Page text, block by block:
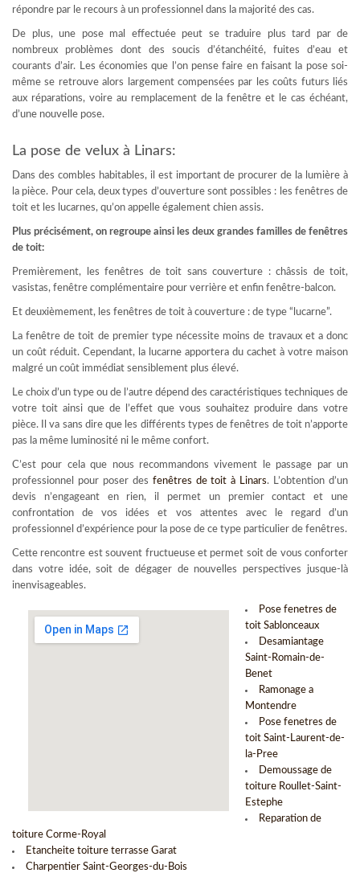
répondre par le recours à un professionnel dans la majorité des cas.
De plus, une pose mal effectuée peut se traduire plus tard par de
nombreux problèmes dont des soucis d’étanchéité, fuites d’eau et
courants d’air. Les économies que l’on pense faire en faisant la pose soi-
même se retrouve alors largement compensées par les coûts futurs liés
aux réparations, voire au remplacement de la fenêtre et le cas échéant,
d’une nouvelle pose.
La pose de velux à Linars:
Dans des combles habitables, il est important de procurer de la lumière à
la pièce. Pour cela, deux types d’ouverture sont possibles : les fenêtres de
toit et les lucarnes, qu’on appelle également chien assis.
Plus précisément, on regroupe ainsi les deux grandes familles de fenêtres
de toit:
Premièrement, les fenêtres de toit sans couverture : châssis de toit,
vasistas, fenêtre complémentaire pour verrière et enfin fenêtre-balcon.
Et deuxièmement, les fenêtres de toit à couverture : de type “lucarne”.
La fenêtre de toit de premier type nécessite moins de travaux et a donc
un coût réduit. Cependant, la lucarne apportera du cachet à votre maison
malgré un coût immédiat sensiblement plus élevé.
Le choix d’un type ou de l’autre dépend des caractéristiques techniques de
votre toit ainsi que de l’effet que vous souhaitez produire dans votre
pièce. Il va sans dire que les différents types de fenêtres de toit n’apporte
pas la même luminosité ni le même confort.
C’est pour cela que nous recommandons vivement le passage par un
professionnel pour poser des fenêtres de toit à Linars. L’obtention d’un
devis n’engageant en rien, il permet un premier contact et une
confrontation de vos idées et vos attentes avec le regard d’un
professionnel d’expérience pour la pose de ce type particulier de fenêtres.
Cette rencontre est souvent fructueuse et permet soit de vous conforter
dans votre idée, soit de dégager de nouvelles perspectives jusque-là
inenvisageables.
Pose fenetres de
toit Sablonceaux
Desamiantage
Saint-Romain-de-
Benet
Ramonage a
Montendre
Pose fenetres de
toit Saint-Laurent-de-
la-Pree
Demoussage de
toiture Roullet-Saint-
Estephe
Reparation de
toiture Corme-Royal
Etancheite toiture terrasse Garat
Charpentier Saint-Georges-du-Bois